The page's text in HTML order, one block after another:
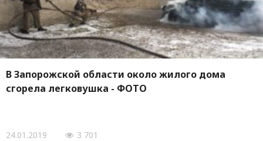
В Запорожской области около жилого дома
сгорела легковушка - ФОТО
24.01.2019 3 701